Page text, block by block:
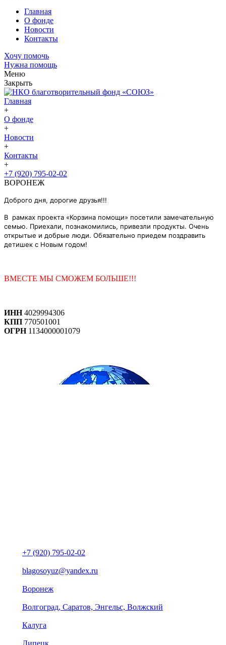
Главная
О фонде
Новости
Контакты
Хочу помочь
Нужна помощь
Меню
Закрыть
Главная
+
О фонде
+
Новости
+
Контакты
+
+7 (920) 795-02-02
ВОРОНЕЖ
Доброго дня, дорогие друзья!!!
В рамках проекта «Корзина помощи» посетили замечательную
семью. Приехали, познакомились, привезли продукты. Очень
открытые и добрые люди. Обязательно приедем поздравить
детишек с Новым годом!
ВМЕСТЕ МЫ СМОЖЕМ БОЛЬШЕ!!!
ИНН4029994306
КПП 770501001
ОГРН1134000001079
+7 (920) 795-02-02
blagosoyuz@yandex.ru
Воронеж
Волгоград, Саратов, Энгельс, Волжский
Калуга
Липецк